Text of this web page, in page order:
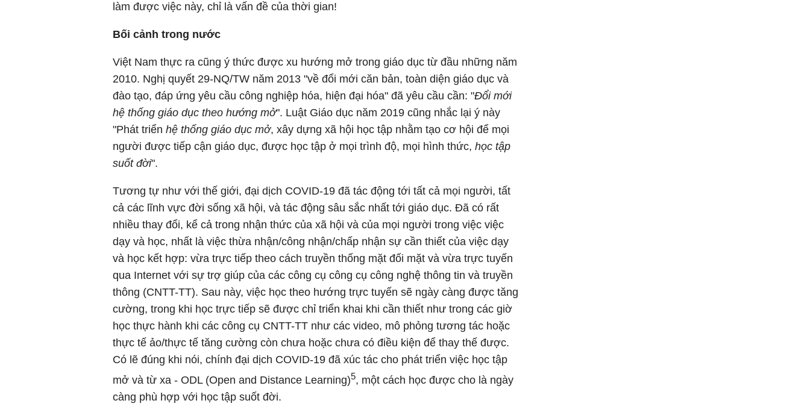
làm được việc này, chỉ là vấn đề của thời gian!
Bối cảnh trong nước
Việt Nam thực ra cũng ý thức được xu hướng mở trong giáo dục từ đầu những năm
2010. Nghị quyết 29-NQ/TW năm 2013 "về đổi mới căn bản, toàn diện giáo dục và
đào tạo, đáp ứng yêu cầu công nghiệp hóa, hiện đại hóa" đã yêu cầu cần: "Đổi mới
hệ thống giáo dục theo hướng mở". Luật Giáo dục năm 2019 cũng nhắc lại ý này
"Phát triển hệ thống giáo dục mở, xây dựng xã hội học tập nhằm tạo cơ hội để mọi
người được tiếp cận giáo dục, được học tập ở mọi trình độ, mọi hình thức, học tập
suốt đời".
Tương tự như với thế giới, đại dịch COVID-19 đã tác động tới tất cả mọi người, tất
cả các lĩnh vực đời sống xã hội, và tác động sâu sắc nhất tới giáo dục. Đã có rất
nhiều thay đổi, kể cả trong nhận thức của xã hội và của mọi người trong việc việc
dạy và học, nhất là việc thừa nhận/công nhận/chấp nhận sự cần thiết của việc dạy
và học kết hợp: vừa trực tiếp theo cách truyền thống mặt đối mặt và vừa trực tuyến
qua Internet với sự trợ giúp của các công cụ công cụ công nghệ thông tin và truyền
thông (CNTT-TT). Sau này, việc học theo hướng trực tuyến sẽ ngày càng được tăng
cường, trong khi học trực tiếp sẽ được chỉ triển khai khi cần thiết như trong các giờ
học thực hành khi các công cụ CNTT-TT như các video, mô phỏng tương tác hoặc
thực tế ảo/thực tế tăng cường còn chưa hoặc chưa có điều kiện để thay thế được.
Có lẽ đúng khi nói, chính đại dịch COVID-19 đã xúc tác cho phát triển việc học tập
mở và từ xa - ODL (Open and Distance Learning)5, một cách học được cho là ngày
càng phù hợp với học tập suốt đời.